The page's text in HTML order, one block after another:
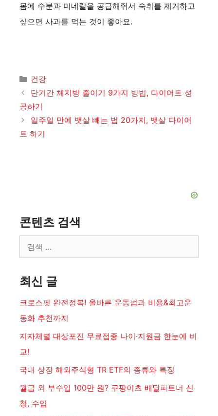
몸에 수분과 미네랄을 공급해줘서 숙취를 제거하고
싶으면 사과를 먹는 것이 좋아요.
카
테
고
리
건강
단기간 체지방 줄이기 9가지 방법, 다이어트 성
공하기
일주일 만에 뱃살 빼는 법 20가지, 뱃살 다이어
트 하기
콘텐츠 검색
색:
최신 글
크로스핏 완전정복! 올바른 운동법과 비용&최고운
동화 추천까지
지자체별 대상포진 무료접종 나이·지원금 한눈에 비
교!
국내 상장 해외주식형 TR ETF의 종류와 특징
월급 외 부수입 100만 원? 쿠팡이츠 배달파트너 신
청, 수입